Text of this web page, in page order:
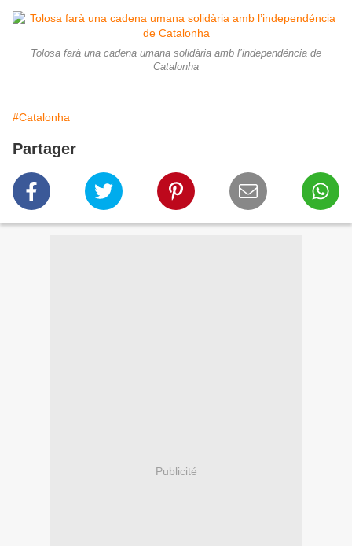
Tolosa farà una cadena umana solidària amb l’independéncia de
Catalonha
#Catalonha
Partager
Publicité